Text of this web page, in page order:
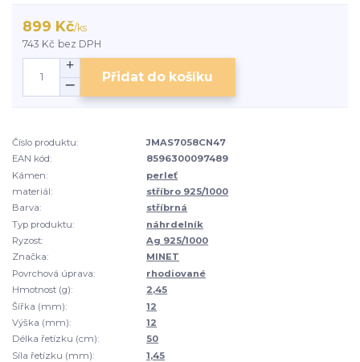
899 Kč/ks
743 Kč bez DPH
Přidat do košíku
Číslo produktu:
JMAS7058CN47
EAN kód:
8596300097489
Kámen:
perleť
materiál:
stříbro 925/1000
Barva:
stříbrná
Typ produktu:
náhrdelník
Ryzost:
Ag 925/1000
Značka:
MINET
Povrchová úprava:
rhodiované
Hmotnost (g):
2,45
Šířka (mm):
12
Výška (mm):
12
Délka řetízku (cm):
50
Síla řetízku (mm):
1,45